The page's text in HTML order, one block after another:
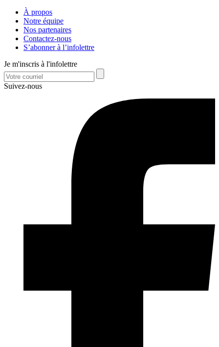
À propos
Notre équipe
Nos partenaires
Contactez-nous
S’abonner à l’infolettre
Je m'inscris à l'infolettre
Suivez-nous